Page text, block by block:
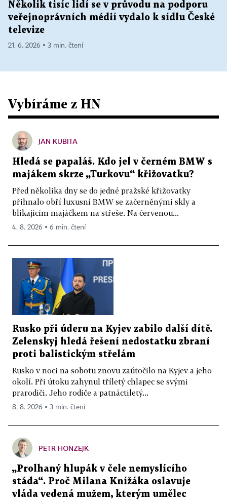
Několik tisíc lidí se v průvodu na podporu
veřejnoprávních médií vydalo k sídlu České
televize
21. 6. 2026 ▪ 3 min. čtení
Vybíráme z HN
JAN KUBITA
Hledá se papaláš. Kdo jel v černém BMW s
majákem skrze „Turkovu“ křižovatku?
Před několika dny se do jedné pražské křižovatky
přihnalo obří luxusní BMW se začerněnými skly a
blikajícím majáčkem na střeše. Na červenou...
4. 8. 2026 ▪ 6 min. čtení
Rusko při úderu na Kyjev zabilo další dítě.
Zelenskyj hledá řešení nedostatku zbraní
proti balistickým střelám
Rusko v noci na sobotu znovu zaútočilo na Kyjev a jeho
okolí. Při útoku zahynul tříletý chlapec se svými
prarodiči. Jeho rodiče a patnáctiletý...
8. 8. 2026 ▪ 3 min. čtení
PETR HONZEJK
„Prolhaný hlupák v čele nemyslícího
stáda“. Proč Milana Knížáka oslavuje
vláda vedená mužem, kterým umělec